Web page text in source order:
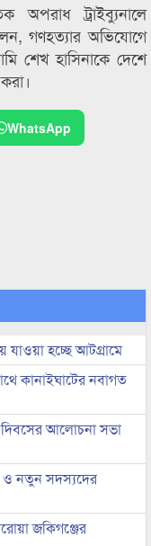
অপরাধ ট্রাইব্যুনালে
গণহত্যার অভিযোগে
শেখ হাসিনাকে দেশে
WhatsApp
হচ্ছে আটগ্রামে
কানাইঘাটের নবাগত
দিবসের আলোচনা সভা
ও নতুন সদস্যদের
জকিগঞ্জের